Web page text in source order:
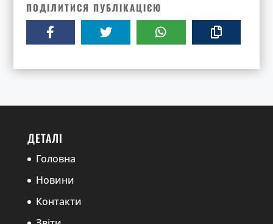
ПОДІЛИТИСЯ ПУБЛІКАЦІЄЮ
ДЕТАЛІ
Головна
Новини
Контакти